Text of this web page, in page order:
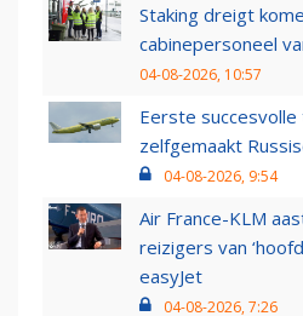
Staking dreigt
cabinepersoneel
04-08-2026, 10:57
Eerste
zelfgemaakt
04-08-2026, 9:54
Air France-KLM
reizigers van
easyJet
04-08-2026, 7:26